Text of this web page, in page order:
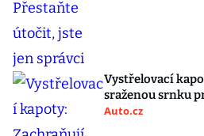
Vystřelovací
sraženou srnku
Auto.cz